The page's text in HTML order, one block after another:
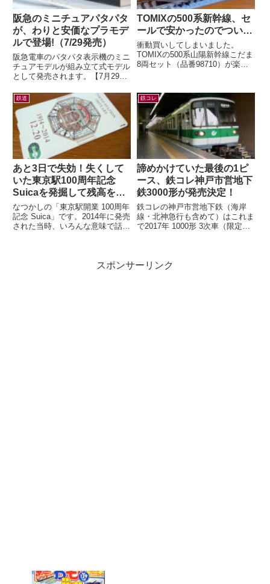
阪急のミニチュアパタパタ
が、わりと安価なプラモデ
ルで登場!（7/29発売）
阪急電車のパタパタ表示機のミニ
チュアモデルが組み立て式モデル
として発売されます。【7月29日
タパタ表示機が新登場！（HAN...
TOMIXの500系新幹線、セ
ールで安かったのでつい…
衝動買いしてしまいました。
TOMIXの500系山陽新幹線こだま
8両セット（品番98710）が楽天
は...
鉄道
あと3日で失効！失くして
いた東京駅100周年記念
Suicaを発掘して残高を確
認したら…
なつかしの「東京駅開業 100周年
記念 Suica」です。2014年に発売
された当時、いろんな意味で話題
鉄コレ
諦めかけていた最後の1ピ
ース、鉄コレ神戸市営地下
鉄3000形が発売決定！
鉄コレの神戸市営地下鉄（海岸
線・北神急行も含めて）はこれま
で2017年 1000形 3次車（限定）
スポンサーリンク